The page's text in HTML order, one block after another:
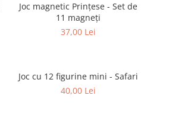
Joc magnetic Prințese - Set de
11 magneți
37,00 Lei
Joc cu 12 figurine mini - Safari
40,00 Lei